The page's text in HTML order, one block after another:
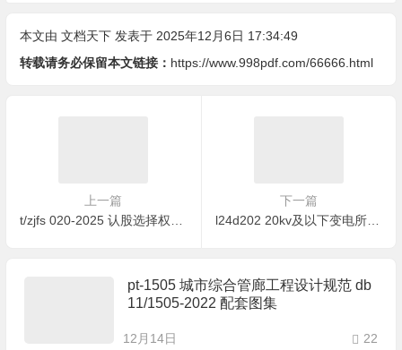
本文由 文档天下发表于 2025年12月6日 17:34:49
转载请务必保留本文链接： https://www.998pdf.com/66666.html
上一篇
下一篇
l24d202 20kv及以下变电所微机综合保护系统设计
pt-1505 城市综合管廊工程设计规范 db
11/1505-2022 配套图集
12月14日 22